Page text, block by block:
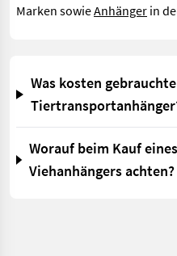
Marken sowieAnhänger in
Was kosten
Worauf beim Kauf
Viehanhängers achten?